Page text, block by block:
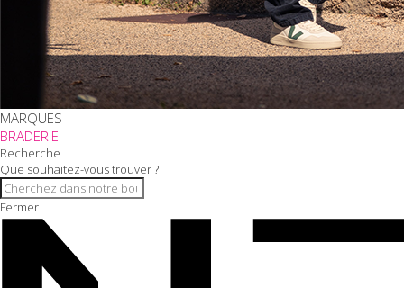
MARQUES
BRADERIE
Recherche
Que souhaitez-vous trouver ?
Fermer